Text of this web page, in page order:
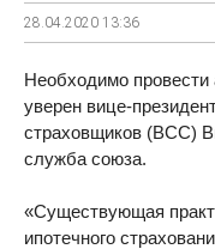
28.04.2020 13:36
Необходимо провести
уверен вице-
страховщиков (ВСС)
служба союза.
«Существующая
ипотечного